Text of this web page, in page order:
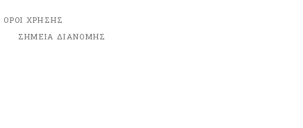
ΟΡΟΙ ΧΡΗΣΗΣ
ΣΗΜΕΙΑ ΔΙΑΝΟΜΗΣ